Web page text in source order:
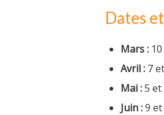
Dates
Mars :
Avril : 7
Mai :5 et
Juin :9 et